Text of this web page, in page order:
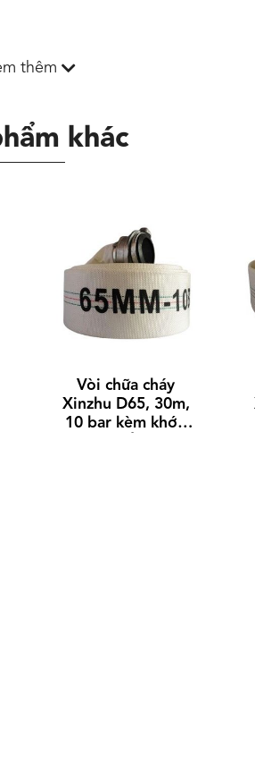
thêm
khác
Vòi chữa cháy
Xinzhu D65, 30m,
10 bar kèm khớp